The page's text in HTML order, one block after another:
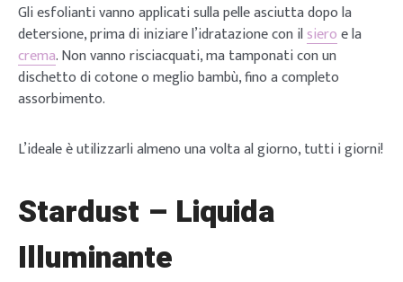
Gli esfolianti vanno applicati sulla pelle asciutta dopo la
detersione, prima di iniziare l’idratazione con ilsieroe la
crema. Non vanno risciacquati, ma tamponati con un
dischetto di cotone o meglio bambù, fino a completo
assorbimento.
L’ideale è utilizzarli almeno una volta al giorno, tutti i giorni!
Stardust – Liquida
Illuminante